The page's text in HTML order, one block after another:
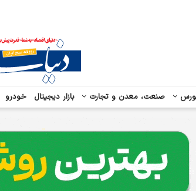
صنعت، معدن و تجارت بازار دیجیتال خودرو